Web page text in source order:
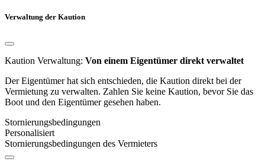
Verwaltung der Kaution
Kaution Verwaltung: Von einem Eigentümer direkt verwaltet
Der Eigentümer hat sich entschieden, die Kaution direkt bei der
Vermietung zu verwalten. Zahlen Sie keine Kaution, bevor Sie das
Boot und den Eigentümer gesehen haben.
Stornierungsbedingungen
Personalisiert
Stornierungsbedingungen des Vermieters